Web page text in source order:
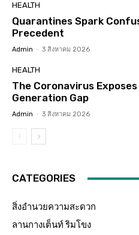
HEALTH
Quarantines Spark
Precedent
Admin - 3 สิงหาคม 2026
HEALTH
The Coronavirus
Generation Gap
Admin - 3 สิงหาคม 2026
CATEGORIES
สิ่งอำนวยความสะดวก
ลานกางเต็นท์ ริมโขง